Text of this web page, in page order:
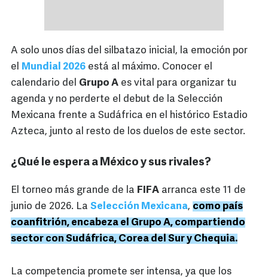
A solo unos días del silbatazo inicial, la emoción por
el Mundial 2026 está al máximo. Conocer el
calendario del Grupo A es vital para organizar tu
agenda y no perderte el debut de la Selección
Mexicana frente a Sudáfrica en el histórico Estadio
Azteca, junto al resto de los duelos de este sector.
¿Qué le espera a México y sus rivales?
El torneo más grande de la FIFA arranca este 11 de
junio de 2026. La Selección Mexicana, como país
coanfitrión, encabeza el Grupo A, compartiendo
sector con Sudáfrica, Corea del Sur y Chequia.
La competencia promete ser intensa, ya que los